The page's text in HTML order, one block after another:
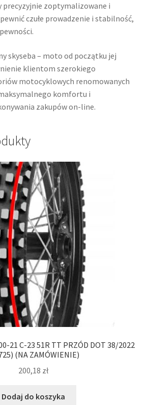
precyzyjnie zoptymalizowane i
czułe prowadzenie i stabilność,
skyseba – moto od początku jej
klientom szerokiego
motocyklowych renomowanych
komfortu i
zakupów on-line.
21 C-23 51R TT PRZÓD DOT 38/2022
(NA ZAMÓWIENIE)
200,18 zł
Dodaj do koszyka